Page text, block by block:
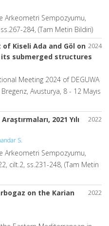
Arkeometri Sempozyumu,
284, (Tam Metin Bildiri)
2024
Kiseli Ada and Göl on
its submerged structures
Meeting 2024 of DEGUWA
Avusturya, 8 - 12 Mayıs
2022
2021 Yılı
S.
Arkeometri Sempozyumu,
cilt.2, ss.231-248, (Tam Metin
2022
on the Karian